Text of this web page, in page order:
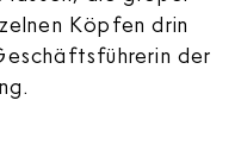
Köpfen drin
der